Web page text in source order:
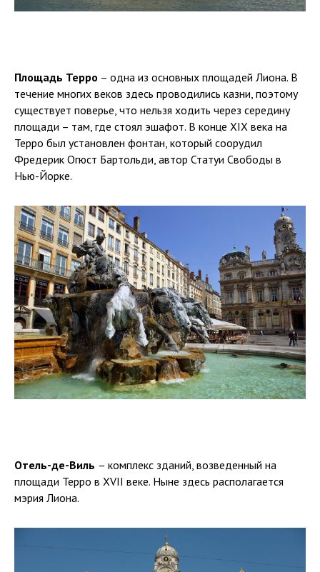
Площадь Терро – одна из основных площадей Лиона. В
течение многих веков здесь проводились казни, поэтому
существует поверье, что нельзя ходить через середину
площади – там, где стоял эшафот. В конце XIX века на
Терро был установлен фонтан, который соорудил
Фредерик Огюст Бартольди, автор Статуи Свободы в
Нью-Йорке.
Отель-де-Виль – комплекс зданий, возведенный на
площади Терро в XVII веке. Ныне здесь располагается
мэрия Лиона.